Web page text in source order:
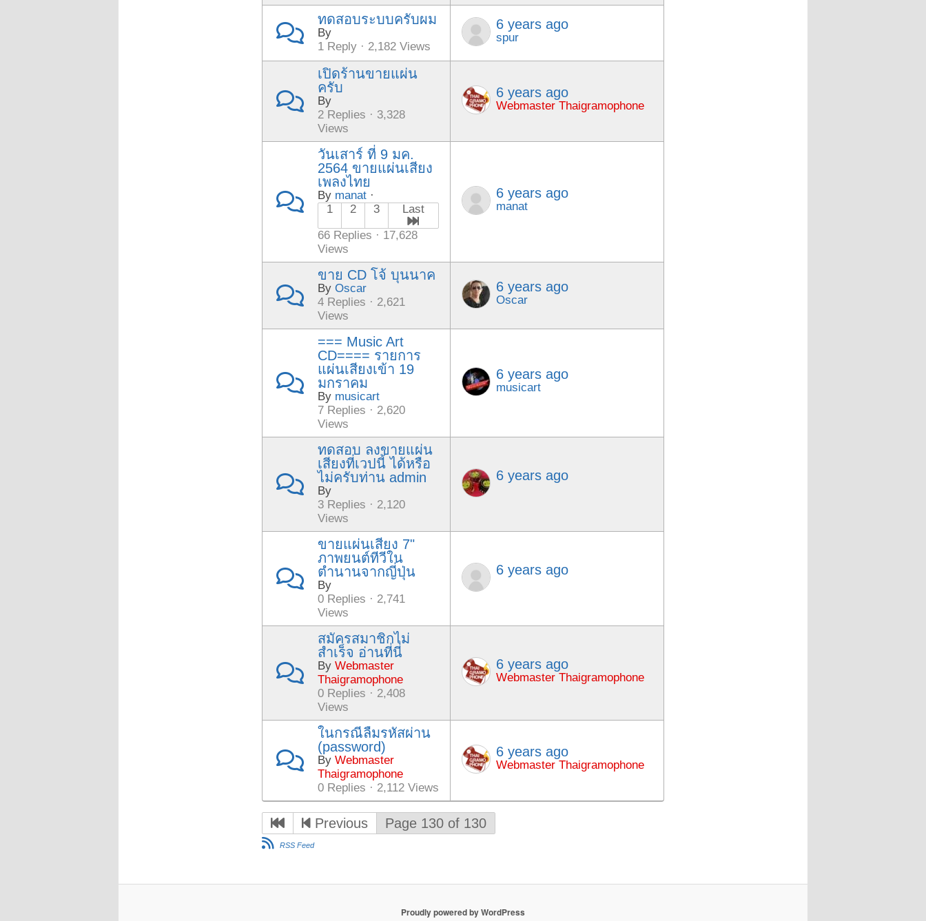
ทดสอบระบบครับผม
By
1 Reply · 2,182 Views
6 years ago
spur
เปิดร้านขายแผ่น
ครับ
By
2 Replies · 3,328
Views
6 years ago
Webmaster Thaigramophone
วันเสาร์ ที่ 9 มค.
2564 ขายแผ่นเสียง
เพลงไทย
By manat·
1
2 3
Last
66 Replies · 17,628
Views
6 years ago
manat
ขาย CD โจ้ บุนนาค
By Oscar
4 Replies · 2,621
Views
6 years ago
Oscar
=== Music Art
CD==== รายการ
แผ่นเสียงเข้า 19
มกราคม
By musicart
7 Replies · 2,620
Views
6 years ago
musicart
ทดสอบ ลงขายแผ่น
เสียงที่เวปนี้ ได้หรือ
ไม่ครับท่าน admin
By
3 Replies · 2,120
Views
6 years ago
ขายแผ่นเสียง 7"
ภาพยนต์ทีวีใน
ตำนานจากญี่ปุ่น
By
0 Replies · 2,741
Views
6 years ago
สมัครสมาชิกไม่
สำเร็จ อ่านที่นี่
By Webmaster
Thaigramophone
0 Replies · 2,408
Views
6 years ago
Webmaster Thaigramophone
ในกรณีลืมรหัสผ่าน
(password)
By Webmaster
Thaigramophone
0 Replies · 2,112 Views
6 years ago
Webmaster Thaigramophone
Previous Page 130 of 130
RSS Feed
Proudly powered by WordPress